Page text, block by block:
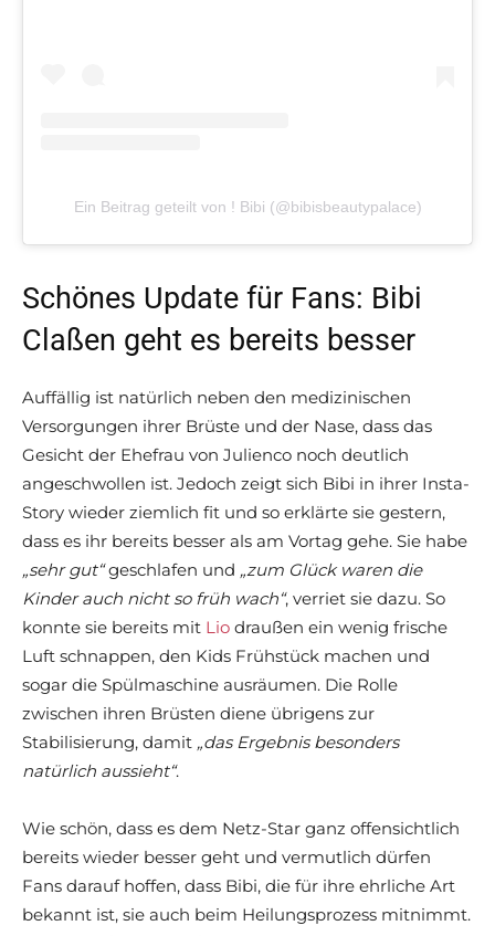
Ein Beitrag geteilt von ! Bibi (@bibisbeautypalace)
Schönes Update für Fans: Bibi
Claßen geht es bereits besser
Auffällig ist natürlich neben den medizinischen
Versorgungen ihrer Brüste und der Nase, dass das
Gesicht der Ehefrau von Julienco noch deutlich
angeschwollen ist. Jedoch zeigt sich Bibi in ihrer Insta-
Story wieder ziemlich fit und so erklärte sie gestern,
dass es ihr bereits besser als am Vortag gehe. Sie habe
„sehr gut“geschlafen und „zum Glück waren die
Kinder auch nicht so früh wach“, verriet sie dazu. So
konnte sie bereits mit Lio draußen ein wenig frische
Luft schnappen, den Kids Frühstück machen und
sogar die Spülmaschine ausräumen. Die Rolle
zwischen ihren Brüsten diene übrigens zur
Stabilisierung, damit „das Ergebnis besonders
natürlich aussieht“.
Wie schön, dass es dem Netz-Star ganz offensichtlich
bereits wieder besser geht und vermutlich dürfen
Fans darauf hoffen, dass Bibi, die für ihre ehrliche Art
bekannt ist, sie auch beim Heilungsprozess mitnimmt.